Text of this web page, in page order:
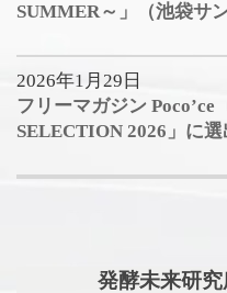
SUMMER～」（池袋サ
2026年1月29日
フリーマガジン
SELECTION 2026」に選
発酵未来研